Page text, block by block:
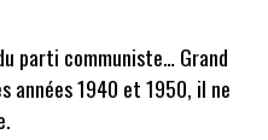
parti communiste… Grand
années 1940 et 1950, il ne